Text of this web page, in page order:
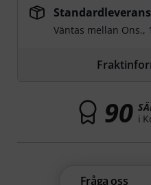
Standardleverans
Väntas mellan Ons.,
90 i
Fråga oss